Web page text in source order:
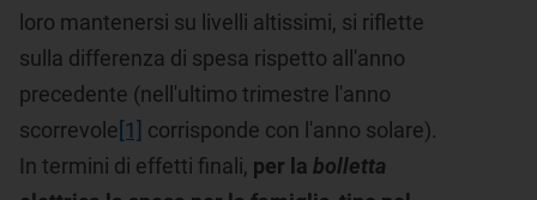
loro mantenersi su livelli altissimi, si riflette
sulla differenza di spesa rispetto all'anno
precedente (nell'ultimo trimestre l'anno
scorrevole [1]
corrisponde con l'anno solare).
In termini di effetti finali, per la bolletta